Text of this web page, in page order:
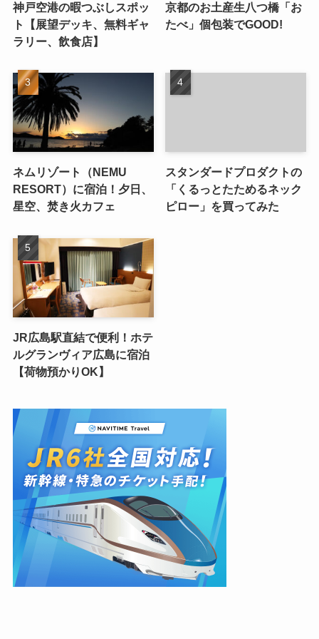
神戸空港の暇つぶしスポッ
ト【展望デッキ、無料ギャ
ラリー、飲食店】
京都のお土産生八つ橋「お
たべ」個包装でGOOD!
ネムリゾート（NEMU
RESORT）に宿泊！夕日、
星空、焚き火カフェ
スタンダードプロダクトの
「くるっとたためるネック
ピロー」を買ってみた
JR広島駅直結で便利！ホテ
ルグランヴィア広島に宿泊
【荷物預かりOK】